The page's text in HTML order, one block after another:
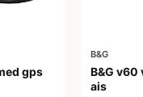
gps
B&G
B&G v60
ais